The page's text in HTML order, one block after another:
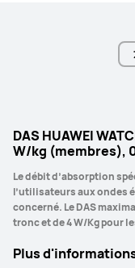
DAS HUAWEI
W/kg (membres),
Le débit d’absorption
l’utilisateurs aux ondes
concerné. Le DAS
tronc et de 4 W/Kg pour
Plus